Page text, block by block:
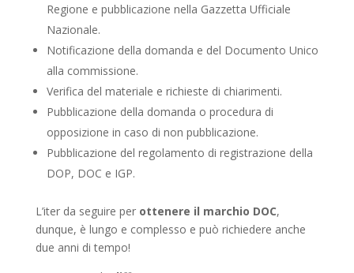
Regione e pubblicazione nella Gazzetta Ufficiale
Nazionale.
Notificazione della domanda e del Documento Unico
alla commissione.
Verifica del materiale e richieste di chiarimenti.
Pubblicazione della domanda o procedura di
opposizione in caso di non pubblicazione.
Pubblicazione del regolamento di registrazione della
DOP, DOC e IGP.
L’iter da seguire per ottenere il marchio DOC,
dunque, è lungo e complesso e può richiedere anche
due anni di tempo!